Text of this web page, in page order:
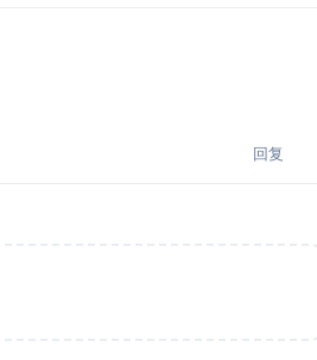
回复